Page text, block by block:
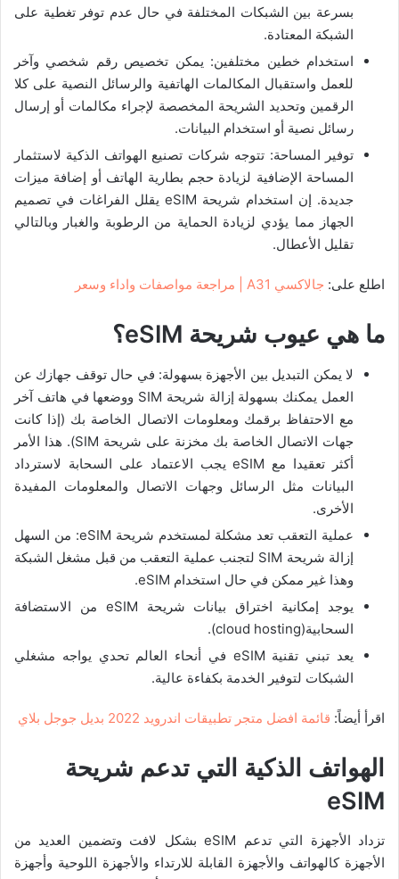
بسرعة بين الشبكات المختلفة في حال عدم توفر تغطية على
الشبكة المعتادة.
استخدام خطين مختلفين: يمكن تخصيص رقم شخصي وآخر
للعمل واستقبال المكالمات الهاتفية والرسائل النصية على كلا
الرقمين وتحديد الشريحة المخصصة لإجراء مكالمات أو إرسال
رسائل نصية أو استخدام البيانات.
توفير المساحة: تتوجه شركات تصنيع الهواتف الذكية لاستثمار
المساحة الإضافية لزيادة حجم بطارية الهاتف أو إضافة ميزات
جديدة. إن استخدام شريحة eSIM يقلل الفراغات في تصميم
الجهاز مما يؤدي لزيادة الحماية من الرطوبة والغبار وبالتالي
تقليل الأعطال.
اطلع على: جالاكسي A31 | مراجعة مواصفات واداء وسعر
ما هي عيوب شريحة eSIM؟
لا يمكن التبديل بين الأجهزة بسهولة: في حال توقف جهازك عن
العمل يمكنك بسهولة إزالة شريحة SIM ووضعها في هاتف آخر
مع الاحتفاظ برقمك ومعلومات الاتصال الخاصة بك (إذا كانت
جهات الاتصال الخاصة بك مخزنة على شريحة SIM). هذا الأمر
أكثر تعقيدا مع eSIM يجب الاعتماد على السحابة لاسترداد
البيانات مثل الرسائل وجهات الاتصال والمعلومات المفيدة
الأخرى.
عملية التعقب تعد مشكلة لمستخدم شريحة eSIM: من السهل
إزالة شريحة SIM لتجنب عملية التعقب من قبل مشغل الشبكة
وهذا غير ممكن في حال استخدام eSIM.
يوجد إمكانية اختراق بيانات شريحة eSIM من الاستضافة
السحابية(cloud hosting).
يعد تبني تقنية eSIM في أنحاء العالم تحدي يواجه مشغلي
الشبكات لتوفير الخدمة بكفاءة عالية.
اقرأ أيضاً: قائمة افضل متجر تطبيقات اندرويد 2022 بديل جوجل بلاي
الهواتف الذكية التي تدعم شريحة
eSIM
تزداد الأجهزة التي تدعم eSIM بشكل لافت وتضمين العديد من
الأجهزة كالهواتف والأجهزة القابلة للارتداء والأجهزة اللوحية وأجهزة